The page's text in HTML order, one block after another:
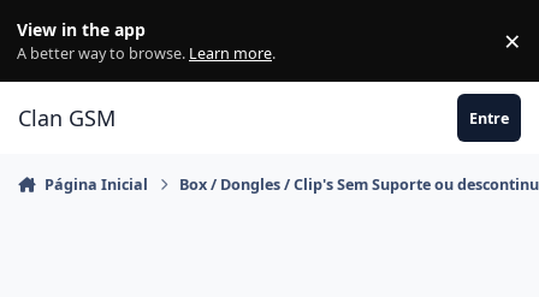
View in the app
A better way to browse. Learn more. ×
Clan GSM Entre
Página Inicial Box / Dongles / Clip's Sem Suporte ou